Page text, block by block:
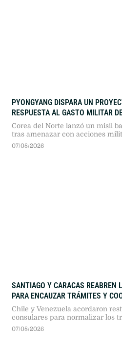
PYONGYANG DISPARA UN
RESPUESTA AL GASTO MILITAR
Corea del Norte lanzó un misil
tras amenazar con acciones
Tokio. El ensayo responde a la
07/08/2026
SANTIAGO Y CARACAS REABREN
PARA ENCAUZAR TRÁMITES Y
Chile y Venezuela acordaron
consulares para normalizar los
ciudadanos y habilitar un canal
07/08/2026